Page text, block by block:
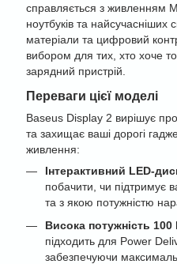
справляється з живленням
ноутбуків та найсучасніших
матеріали та цифровий
вибором для тих, хто хоче
зарядний пристрій.
Переваги цієї моделі
Baseus Display 2 вирішує
та захищає ваші дорогі
живлення:
Інтерактивний LED-
побачити, чи підтримує
та з якою потужністю
Висока потужність 100
підходить для Power
забезпечуючи